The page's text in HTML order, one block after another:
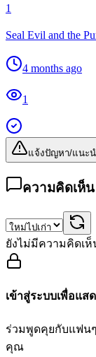
1
Seal Evil and the
4 months ago
1
แจ้งปัญหา/แนะ
ความคิดเห็
ยังไม่มีความคิดเ
เข้าสู่ระบบเพื่อแส
ร่วมพูดคุยกับแฟน
คุณ